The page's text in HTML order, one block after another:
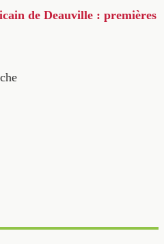
de Deauville : premières